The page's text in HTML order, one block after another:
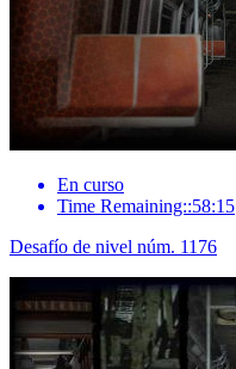
En curso
Time Remaining::58:15
Desafío de nivel núm. 1176